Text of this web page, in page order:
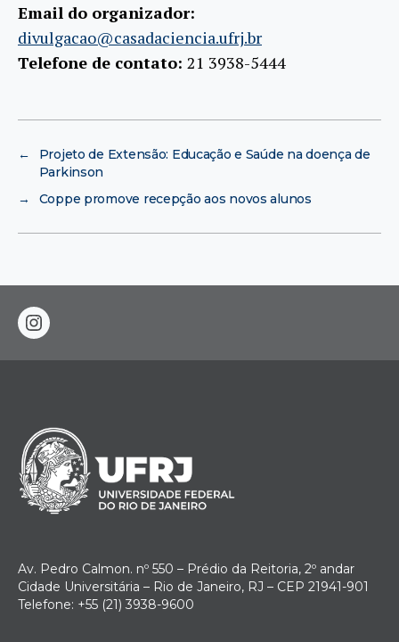
Email do organizador:
divulgacao@casadaciencia.ufrj.br
Telefone de contato: 21 3938-5444
←
Projeto de Extensão: Educação e Saúde na doença de
Parkinson
→
Coppe promove recepção aos novos alunos
instagram
Av. Pedro Calmon. nº 550 – Prédio da Reitoria, 2º andar
Cidade Universitária – Rio de Janeiro, RJ – CEP 21941-901
Telefone: +55 (21) 3938-9600